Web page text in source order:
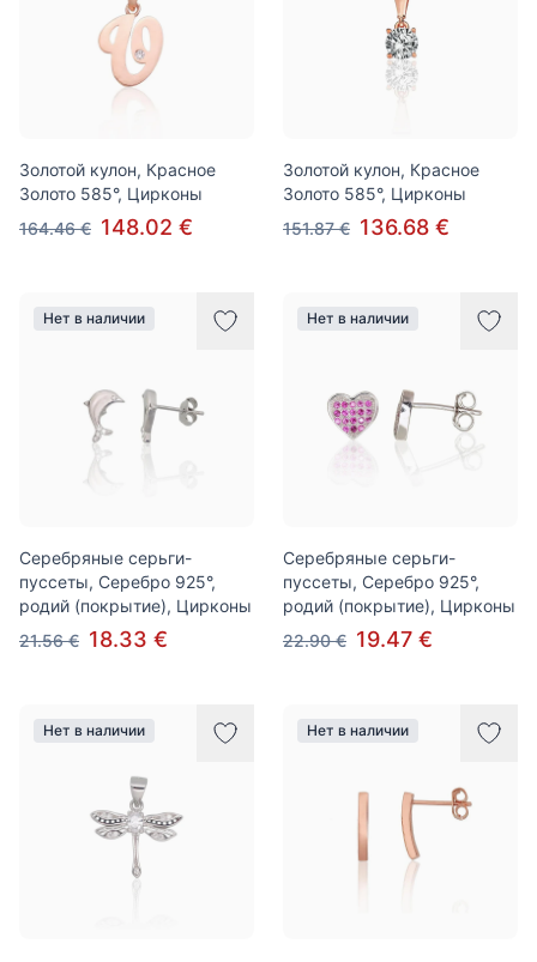
Золотой кулон, Красное
Золото 585°, Цирконы
164.46 € 148.02 €
Золотой кулон, Красное
Золото 585°, Цирконы
151.87 € 136.68 €
Нет в наличии
Серебряные серьги-
пуссеты, Серебро 925°,
родий (покрытие), Цирконы
21.56 € 18.33 €
Нет в наличии
Серебряные серьги-
пуссеты, Серебро 925°,
родий (покрытие), Цирконы
22.90 € 19.47 €
Нет в наличии Нет в наличии